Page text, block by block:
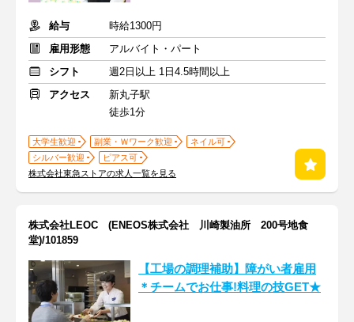
給与
時給1300円
雇用形態
アルバイト・パート
シフト
週2日以上 1日4.5時間以上
アクセス
新丸子駅
徒歩1分
大学生歓迎 副業・Ｗワーク歓迎
ネイル可
シルバー歓迎
ピアス可
株式会社東急ストアの求人一覧を見る
株式会社LEOC (ENEOS株式会社 川崎製油所 200号地食
堂)/101859
【工場の調理補助】障がい者雇用
＊チームでお仕事!料理の技GET★